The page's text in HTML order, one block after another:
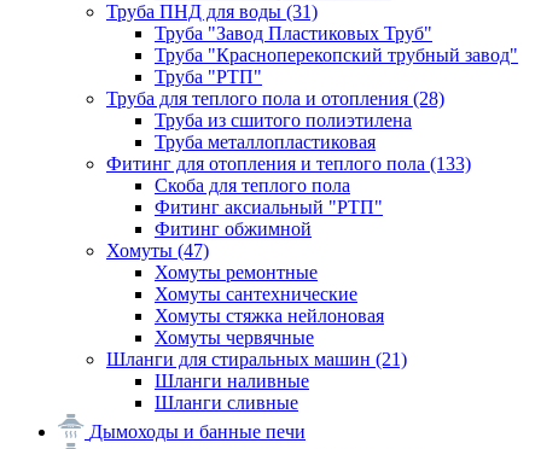
Труба ПНД для воды (31)
Труба "Завод Пластиковых Труб"
Труба "Красноперекопский трубный завод"
Труба "РТП"
Труба для теплого пола и отопления (28)
Труба из сшитого полиэтилена
Труба металлопластиковая
Фитинг для отопления и теплого пола (133)
Скоба для теплого пола
Фитинг аксиальный "РТП"
Фитинг обжимной
Хомуты (47)
Хомуты ремонтные
Хомуты сантехнические
Хомуты стяжка нейлоновая
Хомуты червячные
Шланги для стиральных машин (21)
Шланги наливные
Шланги сливные
Дымоходы и банные печи